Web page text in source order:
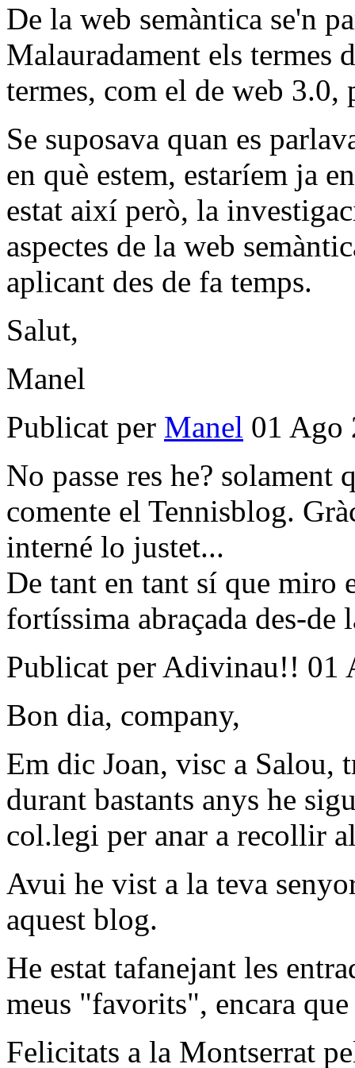
De la web semàntica se'n
Malauradament els termes
termes, com el de web
Se suposava quan es
en què estem, estaríem ja
estat així però, la
aspectes de la web
aplicant des de fa temps.
Salut,
Manel
Publicat per Manel 01 Ago
No passe res he?
comente el Tennisblog.
interné lo justet...
De tant en tant sí que miro
fortíssima abraçada des-
Publicat per Adivinau!! 01
Bon dia, company,
Em dic Joan, visc a Salou,
durant bastants anys he
col.legi per anar a recollir
Avui he vist a la teva
aquest blog.
He estat tafanejant les
meus "favorits", encara
Felicitats a la Montserrat